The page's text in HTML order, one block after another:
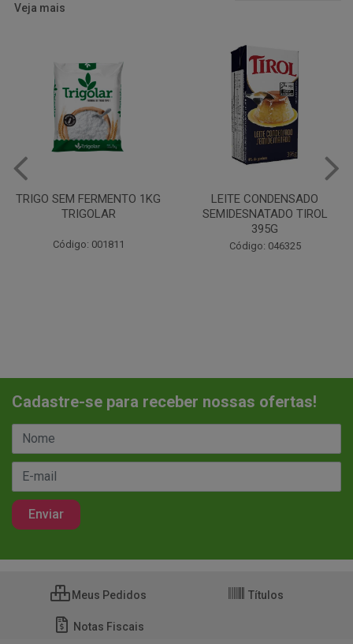
Veja mais
LEITE CONDENSADO
SEMIDESNATADO TIROL
Código: 046325
CHANTILINHO EM PO 400G
MIX
Código: 037442
Cadastre-se para receber nossas ofertas!
Meus Pedidos Títulos
Notas Fiscais